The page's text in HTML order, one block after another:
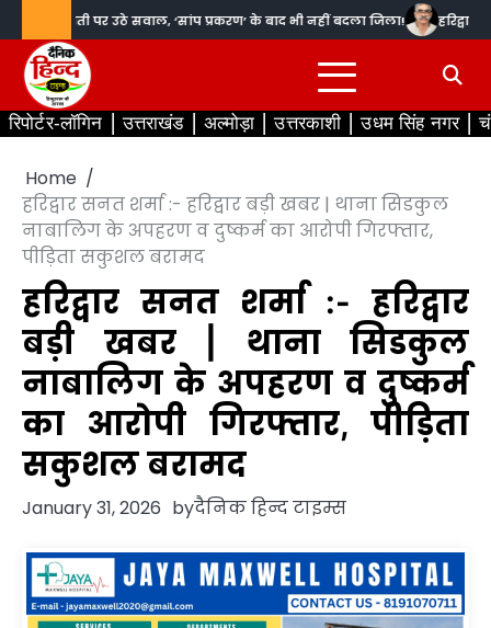
to
content
में तैनाती पर उठे सवाल, ‘सांप प्रकरण’ के बाद भी नहीं बदला जिला! हरिद्वार सनत
रिपोर्टर-लॉगिन उत्तराखंड अल्मोड़ा उत्तरकाशी उधम सिंह नगर
Home
हरिद्वार सनत शर्मा :- हरिद्वार बड़ी खबर | थाना सिडकुल
नाबालिग के अपहरण व दुष्कर्म का आरोपी गिरफ्तार,
पीड़िता सकुशल बरामद
हरिद्वार सनत शर्मा :- हरिद्वार
बड़ी खबर | थाना सिडकुल
नाबालिग के अपहरण व दुष्कर्म
का आरोपी गिरफ्तार, पीड़िता
सकुशल बरामद
January 31, 2026 byदैनिक हिन्द टाइम्स